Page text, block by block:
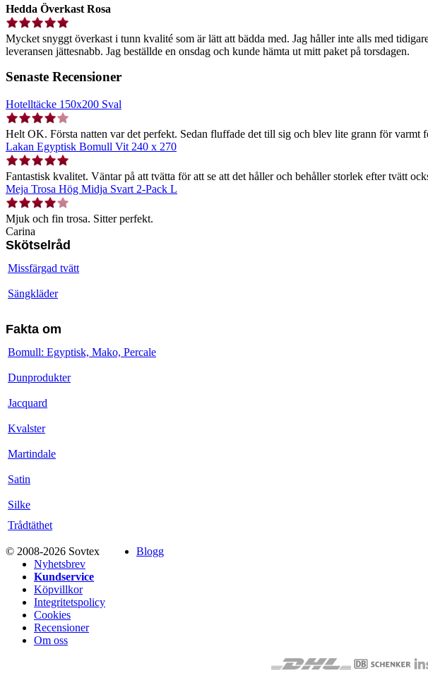
Hedda Överkast Rosa
Mycket snyggt överkast i tunn kvalité som är lätt att bädda med. Jag håller inte alls med
leveransen jättesnabb. Jag beställde en onsdag och kunde hämta ut mitt paket på torsdagen.
Senaste Recensioner
Hotelltäcke 150x200 Sval
Helt OK. Första natten var det perfekt. Sedan fluffade det till sig och blev lite grann för varmt
Lakan Egyptisk Bomull Vit 240 x 270
Fantastisk kvalitet. Väntar på att tvätta för att se att det håller och behåller storlek efter tvätt
Meja Trosa Hög Midja Svart 2-Pack L
Mjuk och fin trosa. Sitter perfekt.
Carina
Skötselråd
Missfärgad tvätt
Sängkläder
Fakta om
Bomull: Egyptisk, Mako, Percale
Dunprodukter
Jacquard
Kvalster
Martindale
Satin
Silke
Trådtäthet
© 2008-2026 Sovtex
Blogg
Nyhetsbrev
Kundservice
Köpvillkor
Integritetspolicy
Cookies
Recensioner
Om oss